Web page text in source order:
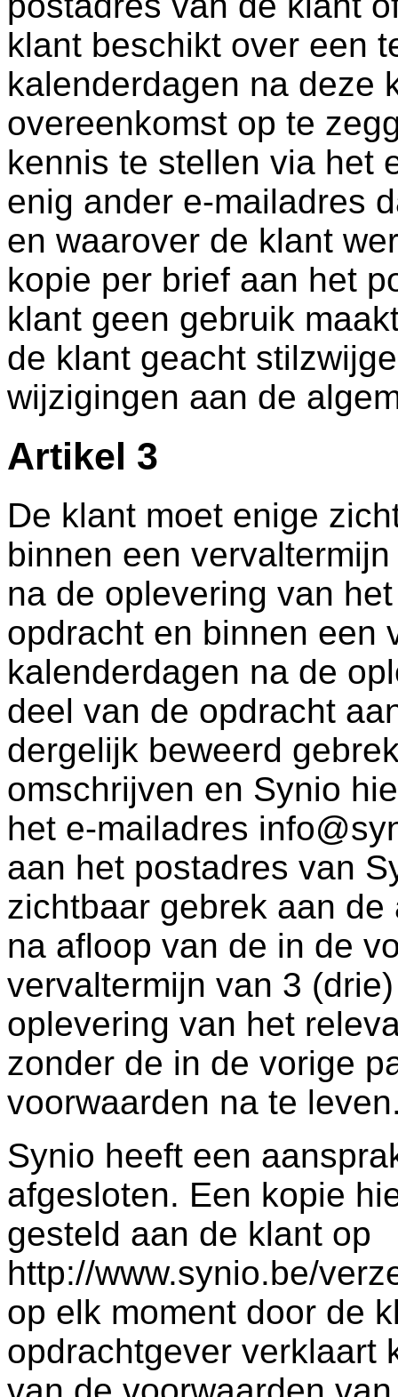
klant beschikt over een
kalenderdagen na deze
overeenkomst op te
kennis te stellen via het
enig ander e-mailadres
en waarover de klant
kopie per brief aan het
klant geen gebruik
de klant geacht
wijzigingen aan de
Artikel 3
De klant moet enige
binnen een
na de oplevering van
opdracht en binnen een
kalenderdagen na de
deel van de opdracht
dergelijk beweerd
omschrijven en Synio
het e-mailadres
aan het postadres van
zichtbaar gebrek aan
na afloop van de in de
vervaltermijn van 3
oplevering van het
zonder de in de vorige
voorwaarden na te
Synio heeft een
afgesloten. Een kopie
gesteld aan de klant op
http://www.synio.be/
op elk moment door de
opdrachtgever verklaart